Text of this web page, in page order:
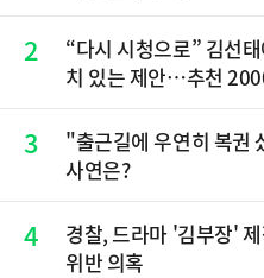
2
“다시 시청으로” 김선
치 있는 제안…추천
3
"출근길에 우연히 복
사연은?
4
경찰, 드라마 '김부장'
위반 의혹